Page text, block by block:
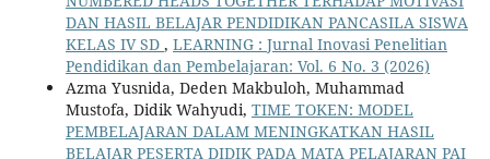
DAN HASIL BELAJAR PENDIDIKAN PANCASILA SISWA
KELAS IV SD , LEARNING : Jurnal Inovasi Penelitian
Pendidikan dan Pembelajaran: Vol. 6 No. 3 (2026)
Azma Yusnida, Deden Makbuloh, Muhammad
Mustofa, Didik Wahyudi, TIME TOKEN: MODEL
PEMBELAJARAN DALAM MENINGKATKAN HASIL
BELAJAR PESERTA DIDIK PADA MATA PELAJARAN PAI